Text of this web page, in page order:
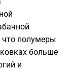
что полумеры
больше
и